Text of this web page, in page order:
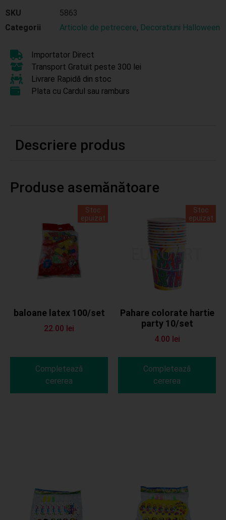
SKU
5863
Categorii
Articole de petrecere, Decoratiuni Halloween
Importator Direct
Transport Gratuit peste 300 lei
Livrare Rapidă din stoc
Plata cu Cardul sau ramburs
Descriere produs
Produse asemănătoare
Stoc
epuizat
baloane latex 100/set
22.00 lei
Completează
cererea
Stoc
epuizat
Pahare colorate hartie
party 10/set
4.00 lei
Completează
cererea